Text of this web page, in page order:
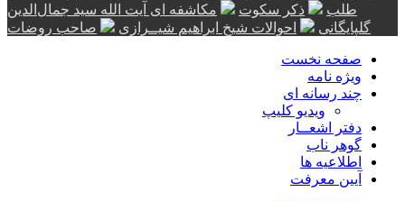
طلب
ذکر سکوت
مکاشفه ای آیت الله سید جمال‌الدین
گلپایگانی
احوالات شیخ ابراهیم شیــرازی صاحب روضات
صفحه نخست
ویژه نامه
چند رسانه ای
ویدیو کلیپ
دفتر اشعــار
گوهر ناب
اطلاعیه ها
آیین معرفت